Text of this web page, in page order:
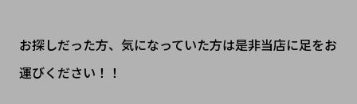
お探しだった方、気になっていた方は是非当店に足をお
運びください！！